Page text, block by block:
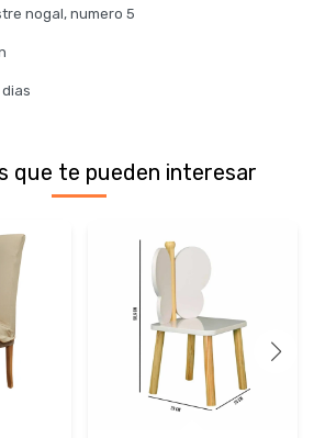
nogal, numero 5
que te pueden interesar